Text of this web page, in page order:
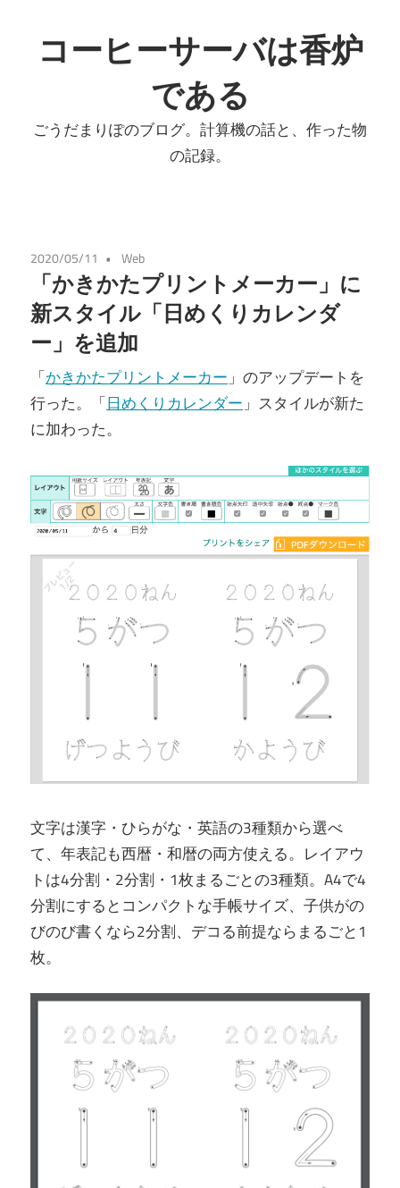
ン
テ
へ
コーヒーサーバは香炉
である
ごうだまりぽのブログ。計算機の話と、作った物
の記録。
2020/05/11 Web
「かきかたプリントメーカー」に
新スタイル「日めくりカレンダ
ー」を追加
「かきかたプリントメーカー」のアップデートを
行った。「日めくりカレンダー」スタイルが新た
に加わった。
文字は漢字・ひらがな・英語の3種類から選べ
て、年表記も西暦・和暦の両方使える。レイアウ
トは4分割・2分割・1枚まるごとの3種類。A4で4
分割にするとコンパクトな手帳サイズ、子供がの
びのび書くなら2分割、デコる前提ならまるごと1
枚。